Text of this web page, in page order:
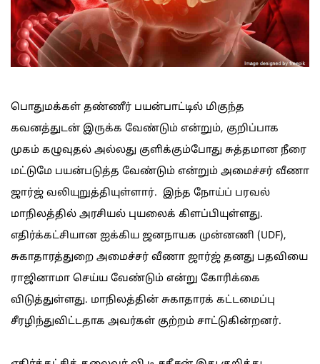
பொதுமக்கள் தண்ணீர் பயன்பாட்டில் மிகுந்த
கவனத்துடன் இருக்க வேண்டும் என்றும், குறிப்பாக
முகம் கழுவுதல் அல்லது குளிக்கும்போது சுத்தமான நீரை
மட்டுமே பயன்படுத்த வேண்டும் என்றும் அமைச்சர் வீணா
ஜார்ஜ் வலியுறுத்தியுள்ளார். இந்த நோய்ப் பரவல்
மாநிலத்தில் அரசியல் புயலைக் கிளப்பியுள்ளது.
எதிர்க்கட்சியான ஐக்கிய ஜனநாயக முன்னணி (UDF),
சுகாதாரத்துறை அமைச்சர் வீணா ஜார்ஜ் தனது பதவியை
ராஜினாமா செய்ய வேண்டும் என்று கோரிக்கை
விடுத்துள்ளது. மாநிலத்தின் சுகாதாரக் கட்டமைப்பு
சீரழிந்துவிட்டதாக அவர்கள் குற்றம் சாட்டுகின்றனர்.